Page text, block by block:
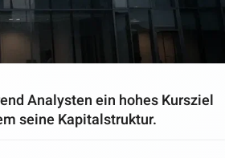
Analysten ein hohes Kursziel
seine Kapitalstruktur.